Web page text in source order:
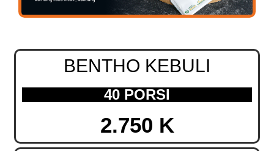
BENTHO KEBULI
40 PORSI
2.750 K